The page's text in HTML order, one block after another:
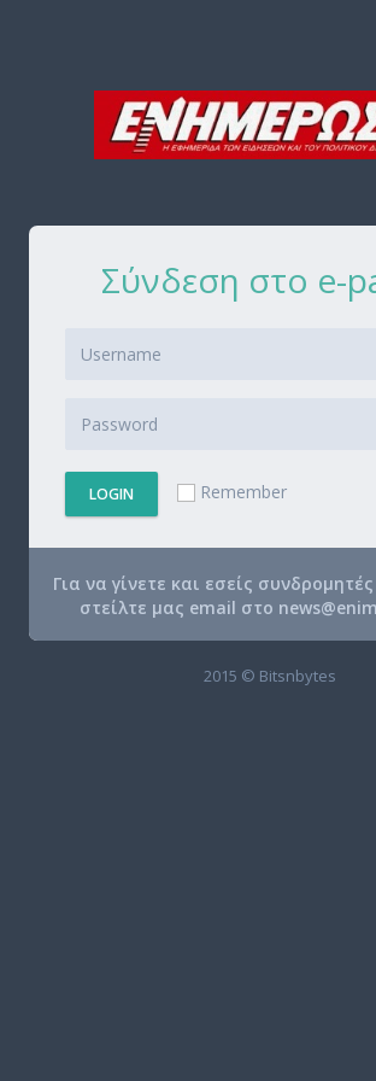
Σύνδεση στο e-
LOGIN Remember
Για να γίνετε και εσείς
στείλτε μας email στο
2015 © Bitsnbytes